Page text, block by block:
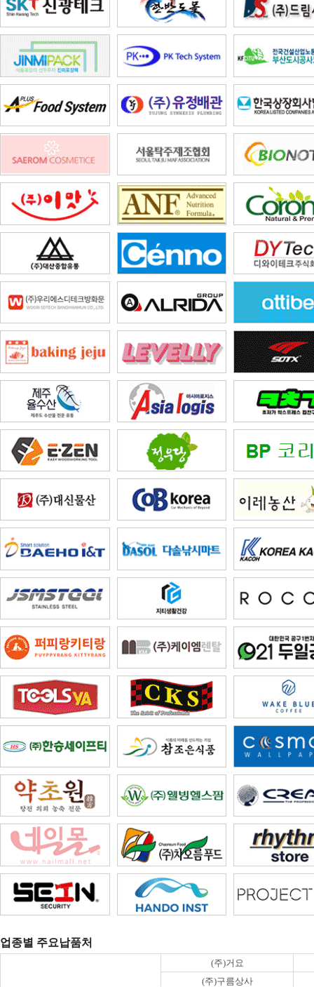
업종별 주요납품처
(주)거요
(주)구름상사